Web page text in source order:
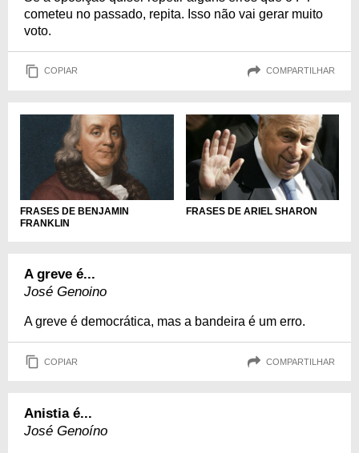
cometeu no passado, repita. Isso não vai gerar muito
voto.
COPIAR COMPARTILHAR
FRASES DE BENJAMIN
FRANKLIN
FRASES DE ARIEL SHARON
A greve é...
José Genoino
A greve é democrática, mas a bandeira é um erro.
COPIAR COMPARTILHAR
Anistia é...
José Genoíno